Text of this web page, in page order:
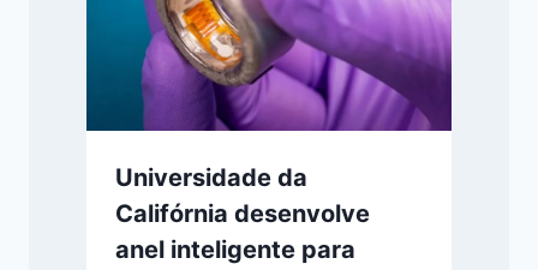
Universidade da
Califórnia desenvolve
anel inteligente para